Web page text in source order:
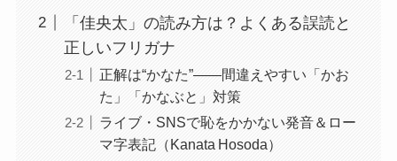
「佳央太」の読み方は？よくある誤読と
正しいフリガナ
正解は“かなた”――間違えやすい「かお
た」「かなぶと」対策
ライブ・SNSで恥をかかない発音＆ロー
マ字表記（Kanata Hosoda）